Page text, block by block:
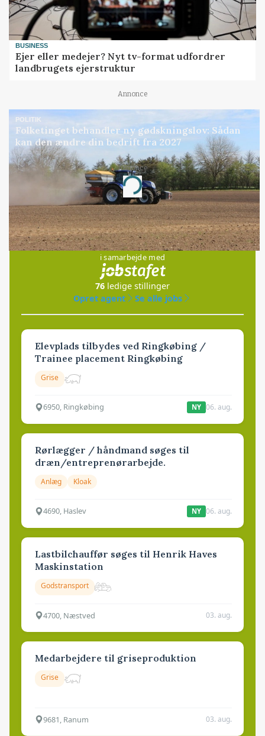
BUSINESS
Ejer eller medejer? Nyt tv-format udfordrer
landbrugets ejerstruktur
Annonce
POLITIK
Folketinget behandler ny gødskningslov: Sådan
kan den ændre din bedrift fra 2027
Annonce
Loading...
Jobs
i samarbejde med
76 ledige stillinger
Opret agent
Se alle jobs
Elevplads tilbydes ved Ringkøbing /
Trainee placement Ringkøbing
Grise
6950, Ringkøbing NY 06. aug.
Rørlægger / håndmand søges til
dræn/entreprenørarbejde.
Anlæg Kloak
4690, Haslev NY 06. aug.
Lastbilchauffør søges til Henrik Haves
Maskinstation
Godstransport
4700, Næstved 03. aug.
Medarbejdere til griseproduktion
Grise
9681, Ranum 03. aug.